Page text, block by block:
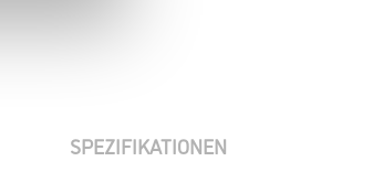
SPEZIFIKATIONEN